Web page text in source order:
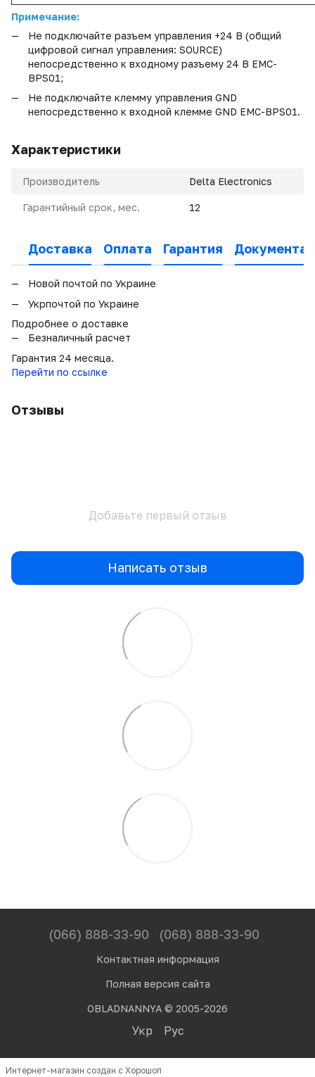
Примечание:
Не подключайте разъем управления +24 В (общий
цифровой сигнал управления: SOURCE)
непосредственно к входному разъему 24 В EMC-
BPS01;
Не подключайте клемму управления GND
непосредственно к входной клемме GND EMC-BPS01.
Характеристики
Производитель Delta Electronics
Гарантийный срок, мес. 12
Доставка Оплата Гарантия
Новой почтой по Украине
Укрпочтой по Украине
Подробнее о доставке
Безналичный расчет
Гарантия 24 месяца.
Перейти по ссылке
Отзывы
Добавьте первый отзыв
Написать отзыв
(066) 888-33-90 (068) 888-33-90
Контактная информация
Полная версия сайта
OBLADNANNYA © 2005-2026
Укр Рус
Интернет-магазин создан с Хорошоп